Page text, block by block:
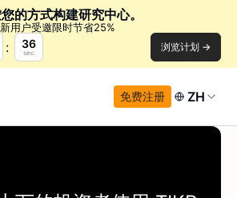
的方式构建研究中心。
新用户受邀限时节省25%
36
sec. 浏览计划 →
免费注册 ZH